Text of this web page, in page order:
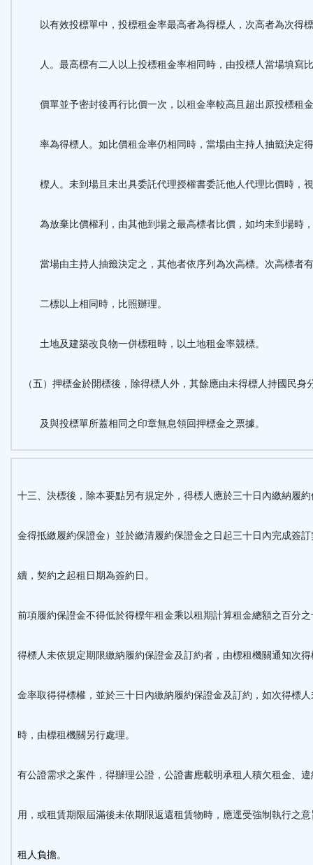
以有效投標單中，投標租金率最高者為得標人，次高者為次得標
人。最高標有二人以上投標租金率相同時，由投標人當場填寫比
價單並予密封後再行比價一次，以租金率較高且超出原投標租金
率為得標人。如比價租金率仍相同時，當場由主持人抽籤決定得
標人。未到場且未出具委託代理授權書委託他人代理比價時，視
為放棄比價權利，由其他到場之最高標者比價，如均未到場時，
當場由主持人抽籤決定之，其他者依序列為次高標。次高標者有
二標以上相同時，比照辦理。
土地及建築改良物一併標租時，以土地租金率競標。
（五）押標金於開標後，除得標人外，其餘應由未得標人持國民身
及與投標單所蓋相同之印章無息領回押標金之票據。
十三、決標後，除本要點另有規定外，得標人應於三十日內繳納履
金得抵繳履約保證金）並於繳清履約保證金之日起三十日內完成簽
續 ，契約之起租日期為簽約日。
前項履約保證金不得低於得標年租金乘以租期計算租金總額之百分之
得標人未依規定期限繳納履約保證金及訂約者，由標租機關通知次
金率取得得標權，並於三十日內繳納履約保證金及訂約，如次得標
時，由標租機關另行處理。
有公證需求之案件，得辦理公證，公證書應載明承租人積欠租金、
用，或租賃期限屆滿後未依期限返還租賃物時，應逕受強制執行之意
租人負擔。